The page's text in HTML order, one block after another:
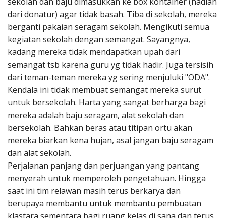
dari donatur) agar tidak basah. Tiba di sekolah, mereka
berganti pakaian seragam sekolah. Mengikuti semua
kegiatan sekolah dengan semangat. Sayangnya,
kadang mereka tidak mendapatkan upah dari
semangat tsb karena guru yg tidak hadir. Juga tersisih
dari teman-teman mereka yg sering menjuluki "ODA".
Kendala ini tidak membuat semangat mereka surut
untuk bersekolah. Harta yang sangat berharga bagi
mereka adalah baju seragam, alat sekolah dan
bersekolah. Bahkan beras atau titipan ortu akan
mereka biarkan kena hujan, asal jangan baju seragam
dan alat sekolah.
Perjalanan panjang dan perjuangan yang pantang
menyerah untuk memperoleh pengetahuan. Hingga
saat ini tim relawan masih terus berkarya dan
berupaya membantu untuk membantu pembuatan